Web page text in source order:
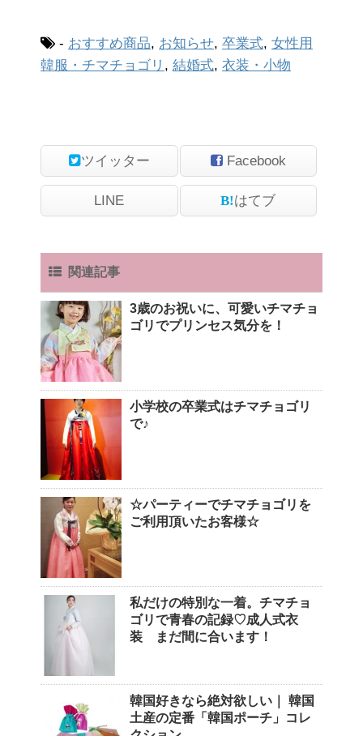
- おすすめ商品, お知らせ, 卒業式, 女性用
韓服・チマチョゴリ , 結婚式, 衣装・小物
ツイッター Facebook
LINE はてブ
関連記事
3歳のお祝いに、可愛いチマチョ
ゴリでプリンセス気分を！
小学校の卒業式はチマチョゴリ
で♪
☆パーティーでチマチョゴリを
ご利用頂いたお客様☆
私だけの特別な一着。チマチョ
ゴリで青春の記録♡成人式衣
装 まだ間に合います！
韓国好きなら絶対欲しい｜ 韓国
土産の定番「韓国ポーチ」コレ